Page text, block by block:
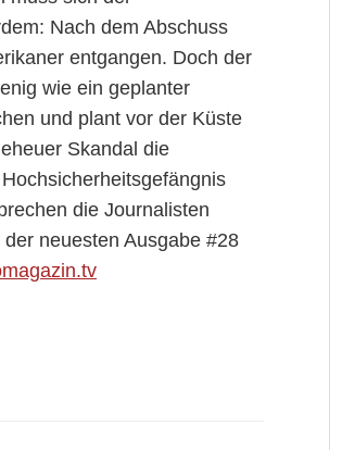
Nach dem Abschuss
entgangen. Doch der
wie ein geplanter
und plant vor der Küste
Skandal die
die Journalisten
neuesten Ausgabe #28